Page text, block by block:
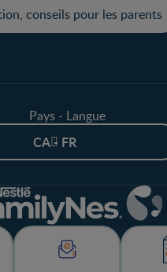
Pays - Langue
CA - FR